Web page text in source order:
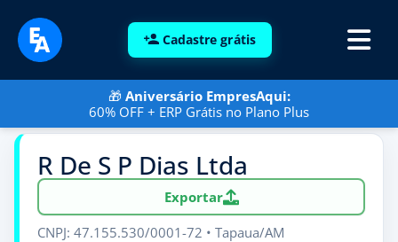
Cadastre grátis
🎁 Aniversário EmpresAqui:
60% OFF + ERP Grátis no Plano Plus
R De S P Dias Ltda
Exportar
CNPJ: 47.155.530/0001-72 • Tapaua/AM